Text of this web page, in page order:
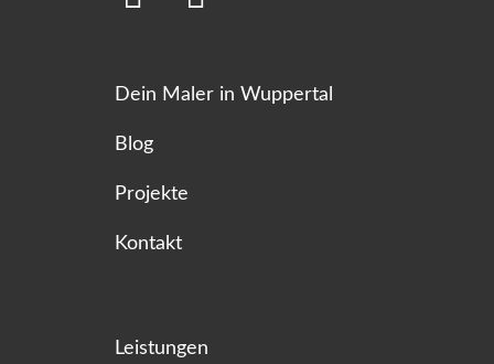
Dein Maler in Wuppertal
Blog
Projekte
Kontakt
Leistungen